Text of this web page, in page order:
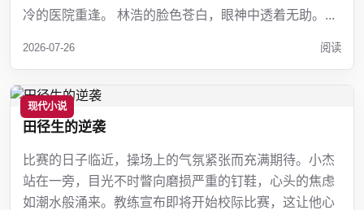
冷的医院重逢。 林浩的脸色苍白，眼神中透着无助。...
2026-07-26 阅读
现代小说
田径生的逆袭
比赛的日子临近，操场上的气氛紧张而充满期待。小杰
站在一旁，目光不时瞥向磨损严重的钉鞋，心头的焦虑
如潮水般涌来。教练宣布即将开始校际比赛，这让他心